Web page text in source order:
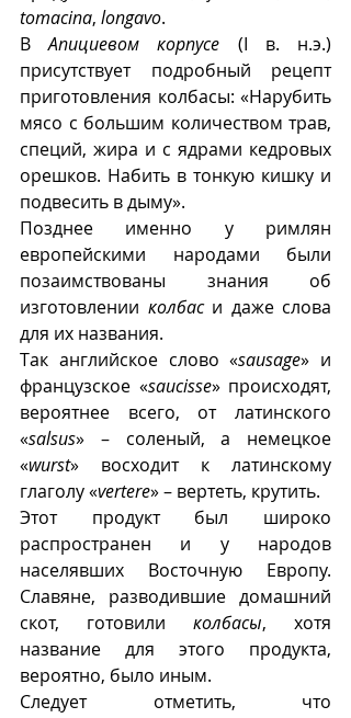
tomacina, longavo.
В Апициевом корпусе (I в. н.э.)
присутствует подробный рецепт
приготовления колбасы: «Нарубить
мясо с большим количеством трав,
специй, жира и с ядрами кедровых
орешков. Набить в тонкую кишку и
подвесить в дыму».
Позднее именно у римлян
европейскими народами были
позаимствованы знания об
изготовлении колбас и даже слова
для их названия.
Так английское слово «sausage» и
французское «saucisse» происходят,
вероятнее всего, от латинского
«salsus» – соленый, а немецкое
«wurst» восходит к латинскому
глаголу «vertere» – вертеть, крутить.
Этот продукт был широко
распространен и у народов
населявших Восточную Европу.
Славяне, разводившие домашний
скот, готовили колбасы, хотя
название для этого продукта,
вероятно, было иным.
Следует отметить, что